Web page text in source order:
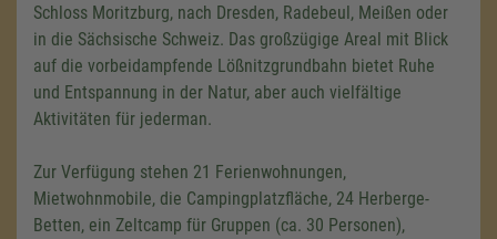
Schloss Moritzburg, nach Dresden, Radebeul, Meißen oder
in die Sächsische Schweiz. Das großzügige Areal mit Blick
auf die vorbeidampfende Lößnitzgrundbahn bietet Ruhe
und Entspannung in der Natur, aber auch vielfältige
Aktivitäten für jederman.
Zur Verfügung stehen 21 Ferienwohnungen,
Mietwohnmobile, die Campingplatzfläche, 24 Herberge-
Betten, ein Zeltcamp für Gruppen (ca. 30 Personen),